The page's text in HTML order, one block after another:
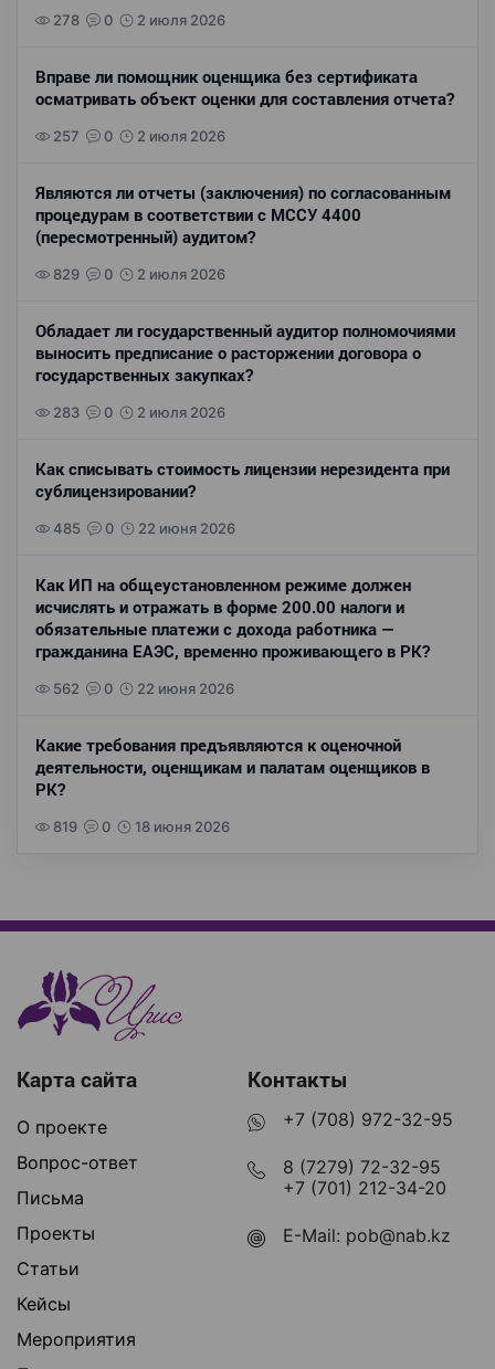
278 0 2 июля 2026
Вправе ли помощник оценщика без сертификата
осматривать объект оценки для составления отчета?
257 0 2 июля 2026
Являются ли отчеты (заключения) по согласованным
процедурам в соответствии с МССУ 4400
(пересмотренный) аудитом?
829 0 2 июля 2026
Обладает ли государственный аудитор полномочиями
выносить предписание о расторжении договора о
государственных закупках?
283 0 2 июля 2026
Как списывать стоимость лицензии нерезидента при
сублицензировании?
485 0 22 июня 2026
Как ИП на общеустановленном режиме должен
исчислять и отражать в форме 200.00 налоги и
обязательные платежи с дохода работника —
гражданина ЕАЭС, временно проживающего в РК?
562 0 22 июня 2026
Какие требования предъявляются к оценочной
деятельности, оценщикам и палатам оценщиков в
РК?
819 0 18 июня 2026
Карта сайта
О проекте
Вопрос-ответ
Письма
Проекты
Статьи
Кейсы
Мероприятия
Контакты
+7 (708) 972-32-95
8 (7279) 72-32-95
+7 (701) 212-34-20
E-Mail: pob@nab.kz